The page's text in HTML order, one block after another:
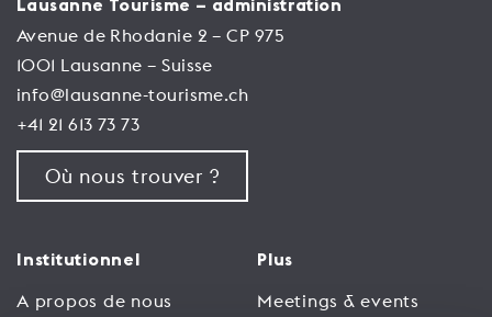
Lausanne Tourisme – administration
Avenue de Rhodanie 2 – CP 975
1001 Lausanne – Suisse
info@lausanne-tourisme.ch
+41 21 613 73 73
Où nous trouver ?
Institutionnel
A propos de nous
Plus
Meetings & events